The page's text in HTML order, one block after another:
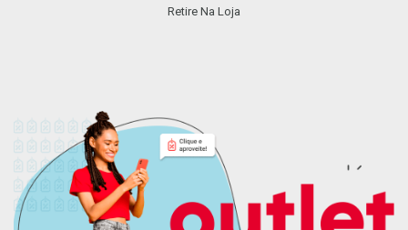
Retire Na Loja